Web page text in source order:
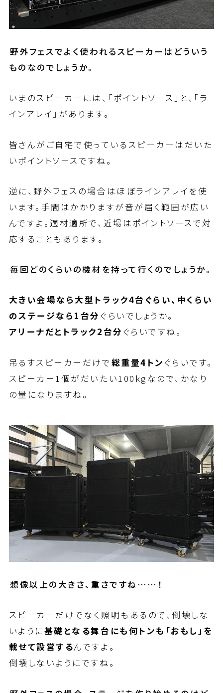
――野外フェスでよく使われるスピーカーはどういう
ものなのでしょうか。
いまのスピーカーには、「ポイントソース」と、「ラ
インアレイ」があります。
皆さんがご自宅で使っているスピーカーはだいた
いポイントソースですね。
逆に、野外フェスの場合はほぼラインアレイを使
います。手間はかかりますが音が届く範囲が広い
んですよ。適材適所で、近場はポイントソースで対
応することもあります。
――毎回どのくらいの機材を持って行くのでしょうか。
大きい会場なら大型トラック4台ぐらい、中くらい
のステージなら1台分 ぐらいでしょうか。
アリーナだとトラック2台分 ぐらいですね。
吊るすスピーカーだけで 総重量4トン ぐらいです。
スピーカー1個がだいたい100kgなので、かなり
の量になりますね。
――想像以上の大きさ、重さですね……！
スピーカーだけでなく照明もあるので、倒壊しな
いように基礎となる舞台にも何トンも「おもし」を
載せて設営するんですよ。
倒壊しないようにですね。